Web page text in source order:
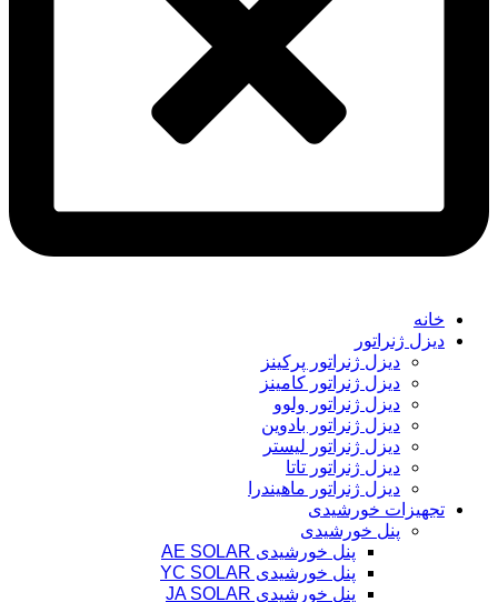
خانه
دیزل ژنراتور
دیزل ژنراتور پرکینز
دیزل ژنراتور کامینز
دیزل ژنراتور ولوو
دیزل ژنراتور بادوین
دیزل ژنراتور لیستر
دیزل ژنراتور تاتا
دیزل ژنراتور ماهیندرا
تجهیزات خورشیدی
پنل خورشیدی
پنل خورشیدی AE SOLAR
پنل خورشیدی YC SOLAR
پنل خورشیدی JA SOLAR